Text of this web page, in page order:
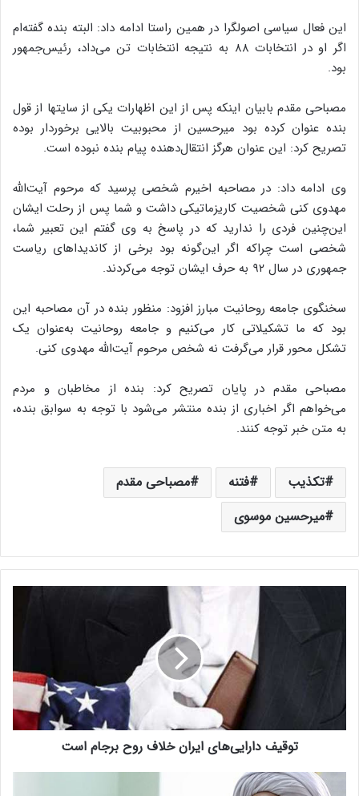
این فعال سیاسی اصولگرا در همین راستا ادامه داد: البته بنده گفته‌ام
اگر او در انتخابات ۸۸ به نتیجه انتخابات تن می‌داد، رئیس‌جمهور
بود.
مصباحی مقدم بابیان اینکه پس‌ از این اظهارات یکی از سایتها از قول
بنده عنوان کرده بود میرحسین از محبوبیت بالایی برخوردار بوده
تصریح کرد: این عنوان هرگز انتقال‌دهنده پیام بنده نبوده است.
وی ادامه داد: در مصاحبه‌ اخیرم شخصی پرسید که مرحوم آیت‌الله
مهدوی کنی شخصیت کاریزماتیکی داشت و شما پس از رحلت ایشان
این‌چنین فردی را ندارید که در پاسخ به وی گفتم این تعبیر شما،
شخصی است چراکه اگر این‌گونه بود برخی از کاندیداهای ریاست
جمهوری در سال ۹۲ به حرف ایشان توجه می‌کردند.
سخنگوی جامعه روحانیت مبارز افزود: منظور بنده در آن مصاحبه این
بود که ما تشکیلاتی کار می‌کنیم و جامعه روحانیت به‌عنوان یک
تشکل محور قرار می‌گرفت نه شخص مرحوم آیت‌الله مهدوی کنی.
مصباحی مقدم در پایان تصریح کرد: بنده از مخاطبان و مردم
می‌خواهم اگر اخباری از بنده منتشر می‌‌شود با توجه به سوابق بنده،
به متن خبر توجه کنند.
تکذیب فتنه
مصباحی مقدم
میرحسین موسوی
ر
ا
توقیف دارایی‌های ایران خلاف روح برجام است